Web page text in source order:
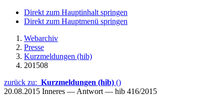
Direkt zum Hauptinhalt springen
Direkt zum Hauptmenü springen
Webarchiv
Presse
Kurzmeldungen (hib)
201508
zurück zu: Kurzmeldungen (hib) ()
20.08.2015 Inneres — Antwort — hib 416/2015